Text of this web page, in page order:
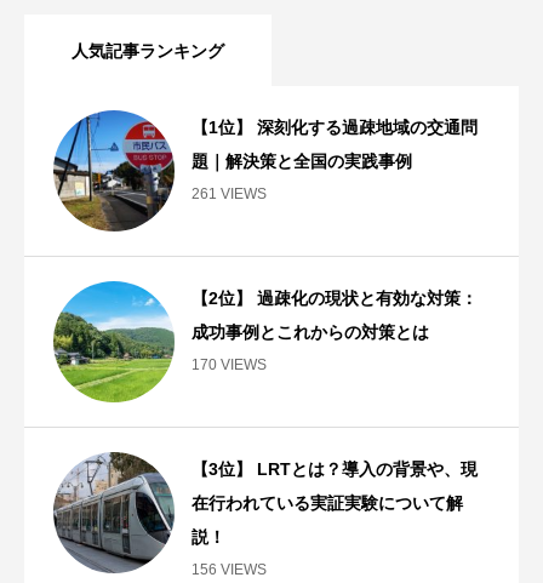
人気記事ランキング
【1位】 深刻化する過疎地域の交通問
題｜解決策と全国の実践事例
261 VIEWS
【2位】 過疎化の現状と有効な対策：
成功事例とこれからの対策とは
170 VIEWS
【3位】 LRTとは？導入の背景や、現
在行われている実証実験について解
説！
156 VIEWS